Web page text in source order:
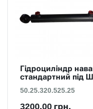
Гідроциліндр
стандартний під
50.25.320.525.25
3200.00 грн.